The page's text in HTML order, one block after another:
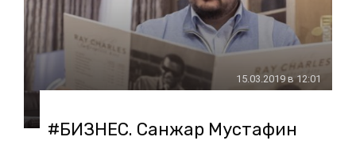
15.03.2019 в 12:01
#БИЗНЕС. Санжар Мустафин